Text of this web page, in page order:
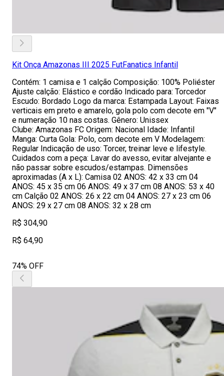
Kit Onça Amazonas III 2025 FutFanatics Infantil
Contém: 1 camisa e 1 calção Composição: 100% Poliéster
Ajuste calção: Elástico e cordão Indicado para: Torcedor
Escudo: Bordado Logo da marca: Estampada Layout: Faixas
verticais em preto e amarelo, gola polo com decote em "V"
e numeração 10 nas costas. Gênero: Unissex
Clube: Amazonas FC Origem: Nacional Idade: Infantil
Manga: Curta Gola: Polo, com decote em V Modelagem:
Regular Indicação de uso: Torcer, treinar leve e lifestyle.
Cuidados com a peça: Lavar do avesso, evitar alvejante e
não passar sobre escudos/estampas. Dimensões
aproximadas (A x L): Camisa 02 ANOS: 42 x 33 cm 04
ANOS: 45 x 35 cm 06 ANOS: 49 x 37 cm 08 ANOS: 53 x 40
cm Calção 02 ANOS: 26 x 22 cm 04 ANOS: 27 x 23 cm 06
ANOS: 29 x 27 cm 08 ANOS: 32 x 28 cm
R$ 304,90
R$ 64,90
74% OFF